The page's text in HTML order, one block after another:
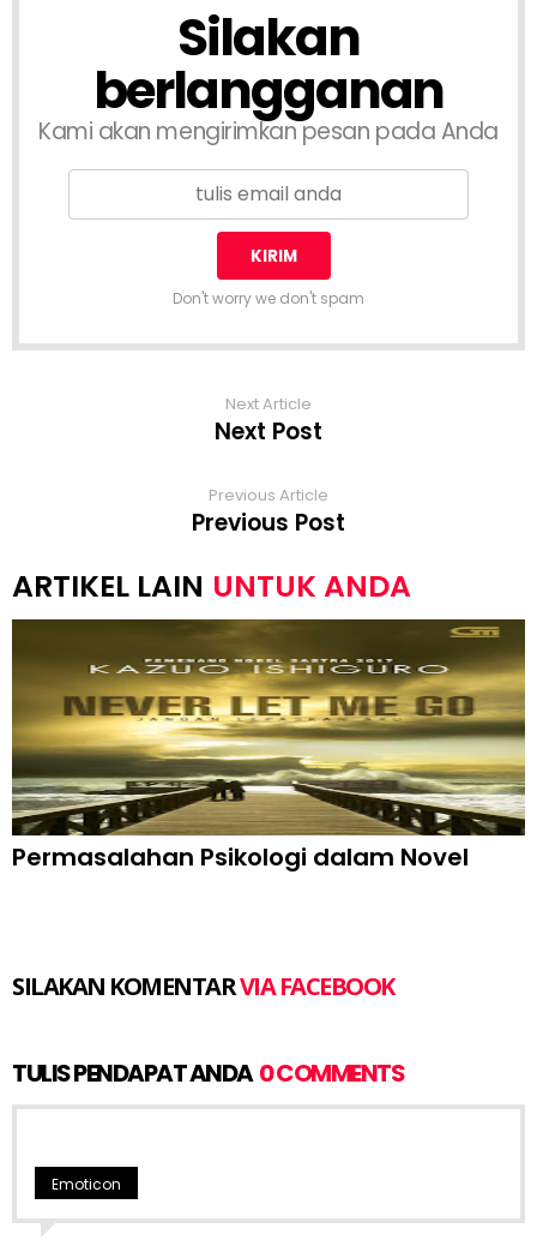
Silakan
berlangganan
Kami akan mengirimkan pesan pada Anda
Don't worry we don't spam
Next Article
Next Post
Previous Article
Previous Post
UNTUK ANDA
Permasalahan Psikologi dalam Novel
SILAKAN KOMENTARVIA FACEBOOK
TULIS PENDAPAT ANDA 0 COMMENTS
Emoticon